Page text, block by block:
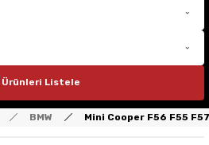
Ürünleri Listele
BMW Mini Cooper F56 F55